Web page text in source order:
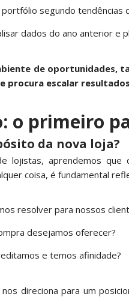
segundo tendências
dados do ano anterior e
de oportunidades,
procura escalar
o primeiro
da nova loja?
lojistas, aprendemos que
coisa, é fundamental
resolver para nossos
desejamos oferecer?
e temos afinidade?
direciona para um